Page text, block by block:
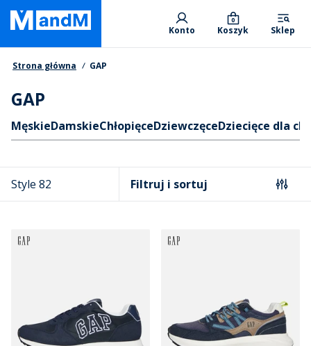
Skip
main
content
Primary departments
Konto Koszyk
0
Sklep
Nawigacja okruszkowa
Strona główna GAP
GAP
Skróty
MęskieDamskieChłopięceDziewczęceDziecięce dla
Style 82 Filtruj i sortuj